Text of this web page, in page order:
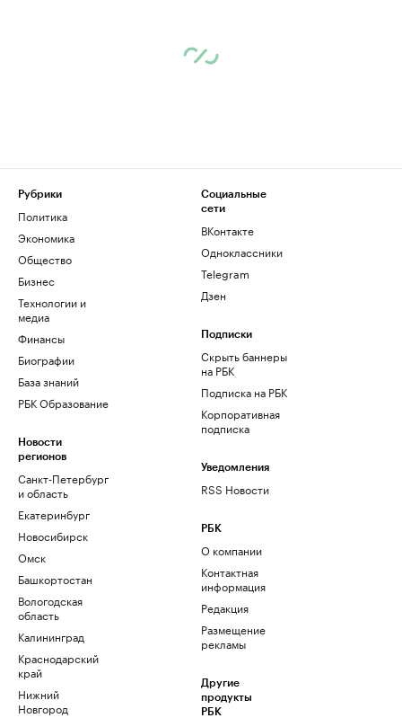
Рубрики
Политика
Экономика
Общество
Бизнес
Технологии и
медиа
Финансы
Биографии
База знаний
РБК Образование
Новости
регионов
Санкт-Петербург
и область
Екатеринбург
Новосибирск
Омск
Башкортостан
Вологодская
область
Калининград
Краснодарский
край
Нижний
Новгород
Социальные
сети
ВКонтакте
Одноклассники
Telegram
Дзен
Подписки
Скрыть баннеры
на РБК
Подписка на РБК
Корпоративная
подписка
Уведомления
RSS Новости
РБК
О компании
Контактная
информация
Редакция
Размещение
рекламы
Другие
продукты
РБК